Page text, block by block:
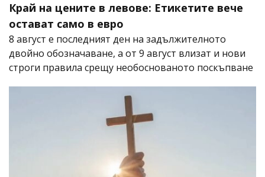
Край на цените в левове: Етикетите вече
остават само в евро
8 август е последният ден на задължителното
двойно обозначаване, а от 9 август влизат и нови
строги правила срещу необоснованото поскъпване